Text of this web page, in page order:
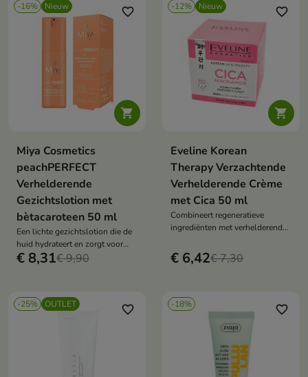
-16% Nieuw

favorite_border
Miya Cosmetics
peachPERFECT
Verhelderende
Gezichtslotion met
bètacaroteen 50 ml
Een lichte gezichtslotion die de
huid hydrateert en zorgt voor
een natuurlijke, stralende teint.
€ 8,31€ 9,90
-12% Nieuw

favorite_border
Eveline Korean
Therapy Verzachtende
Verhelderende Crème
met Cica 50 ml
Combineert regeneratieve
ingrediënten met verhelderende
€ 6,42€ 7,30
-25% OUTLET favorite_border -18% favorite_border